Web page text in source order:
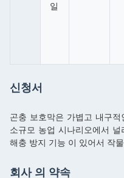
일
신청서
곤충 보호막은 가볍고 내구
소규모 농업 시나리오에서
해충 방지 기능 이 있어서 작
회사 의 약속